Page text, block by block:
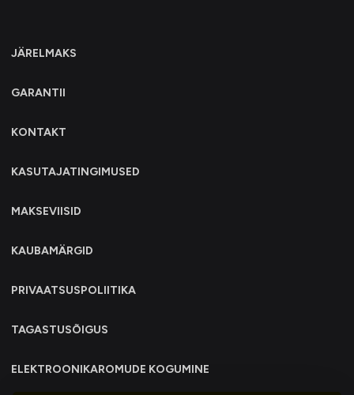
JÄRELMAKS
GARANTII
KONTAKT
KASUTAJATINGIMUSED
MAKSEVIISID
KAUBAMÄRGID
PRIVAATSUSPOLIITIKA
TAGASTUSÕIGUS
ELEKTROONIKAROMUDE KOGUMINE